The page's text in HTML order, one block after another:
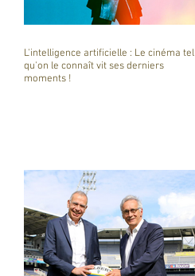
L'intelligence artificielle : Le cinéma tel
qu'on le connaît vit ses derniers
moments !